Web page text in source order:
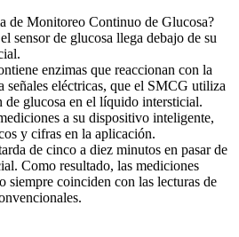
de Monitoreo Continuo de Glucosa?
sensor de glucosa llega debajo de su
enzimas que reaccionan con la
señales eléctricas, que el SMCG utiliza
de glucosa en el líquido intersticial.
a su dispositivo inteligente,
y cifras en la aplicación.
de cinco a diez minutos en pasar de
Como resultado, las mediciones
siempre coinciden con las lecturas de